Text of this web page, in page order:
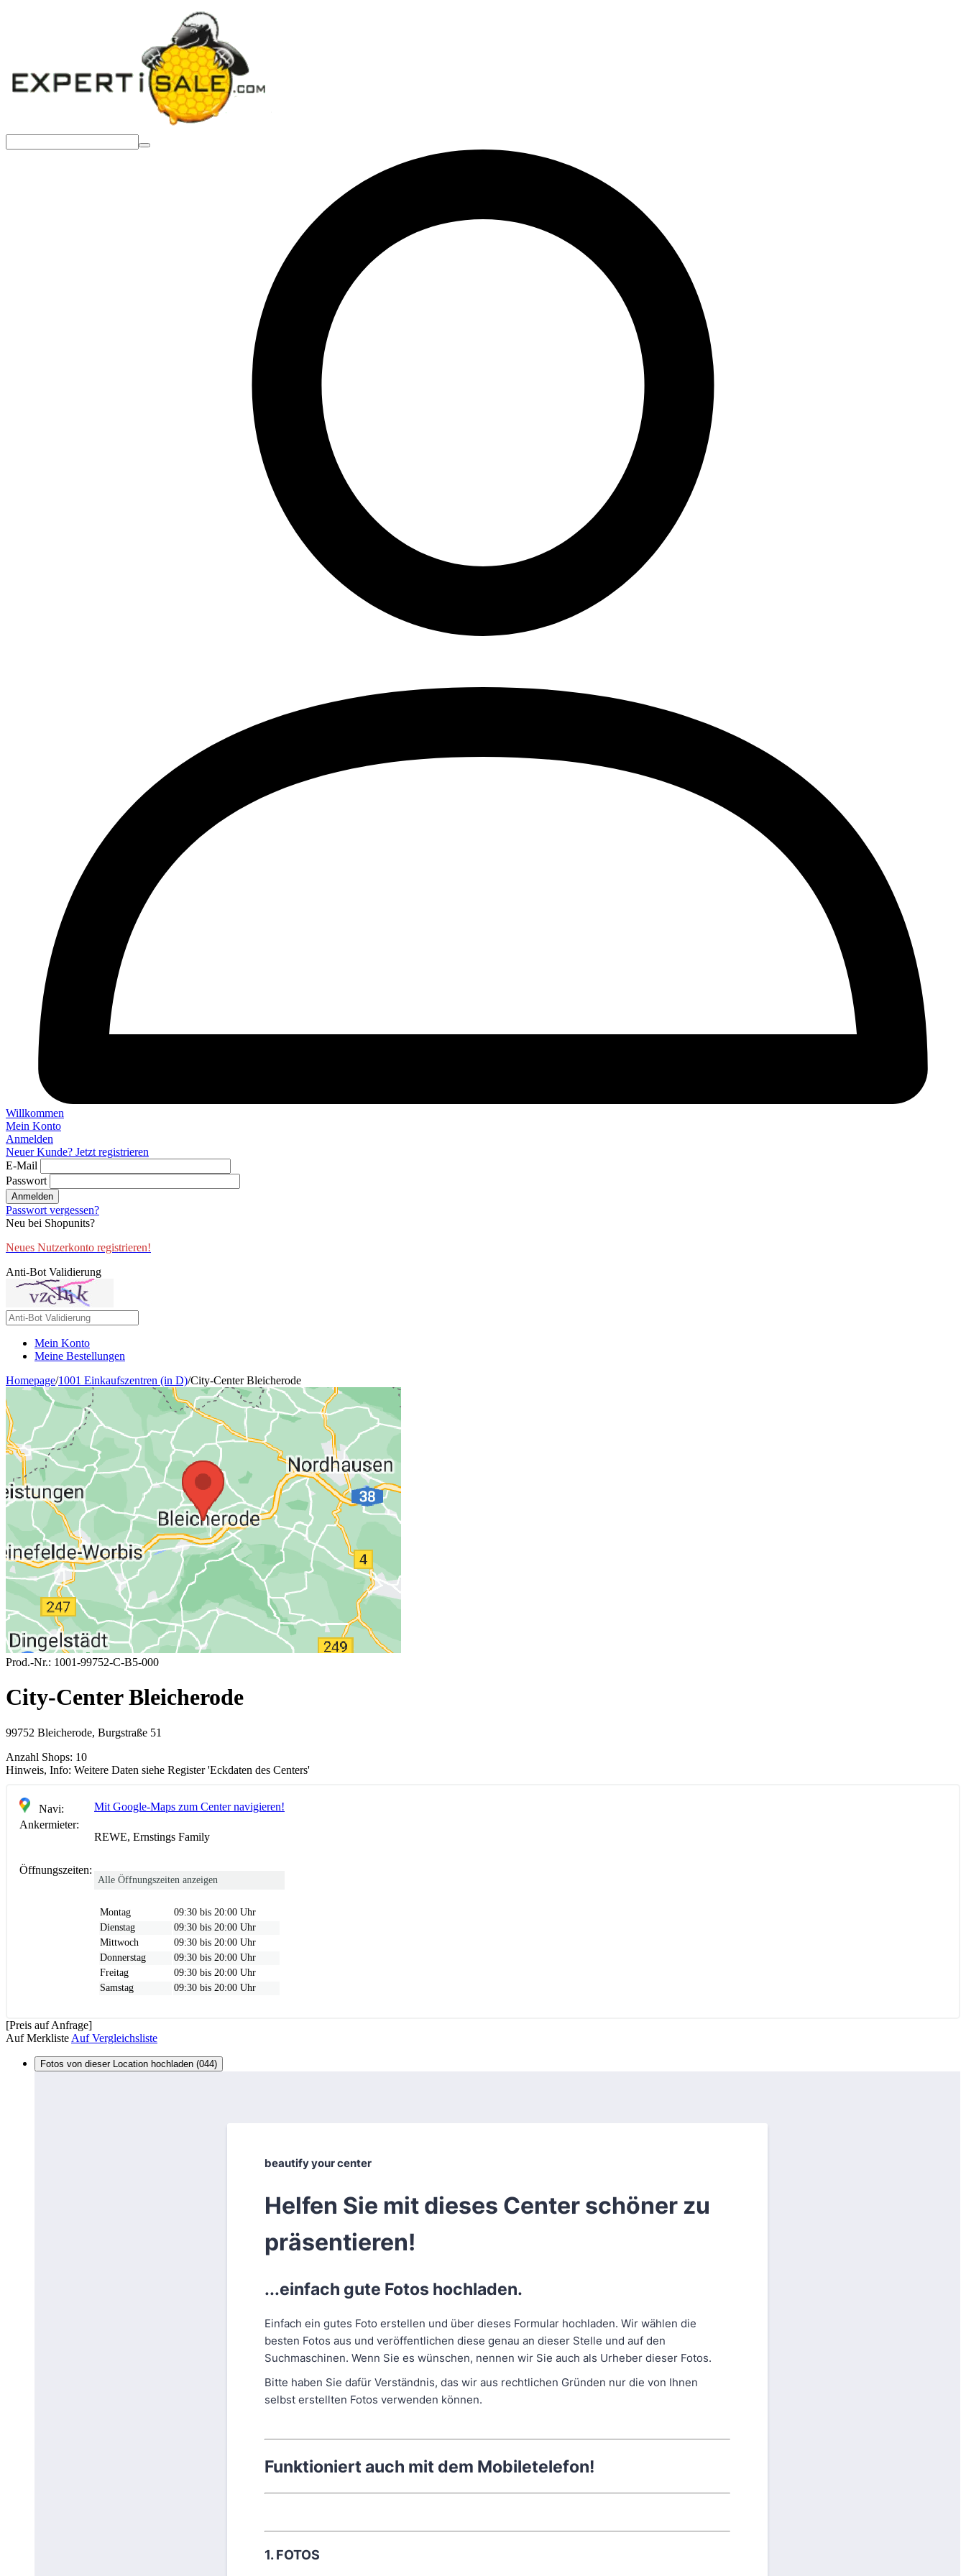
Willkommen
Mein Konto
Anmelden
Neuer Kunde? Jetzt registrieren
E-Mail
Passwort
Anmelden
Passwort vergessen?
Neu bei Shopunits?
Neues Nutzerkonto registrieren!
Anti-Bot Validierung
Mein Konto
Meine Bestellungen
Homepage/1001 Einkaufszentren (in D)/City-Center Bleicherode
Prod.-Nr.: 1001-99752-C-B5-000
City-Center Bleicherode
99752 Bleicherode, Burgstraße 51
Anzahl Shops: 10
Hinweis, Info: Weitere Daten siehe Register 'Eckdaten des Centers'
Navi:
Mit Google-Maps zum Center navigieren!
Ankermieter:
REWE, Ernstings Family
Öffnungszeiten:
Alle Öffnungszeiten anzeigen
Montag
09:30 bis 20:00 Uhr
Dienstag
09:30 bis 20:00 Uhr
Mittwoch
09:30 bis 20:00 Uhr
Donnerstag
09:30 bis 20:00 Uhr
Freitag
09:30 bis 20:00 Uhr
Samstag
09:30 bis 20:00 Uhr
[Preis auf Anfrage]
Auf Merkliste Auf Vergleichsliste
Fotos von dieser Location hochladen (044)